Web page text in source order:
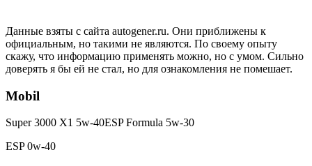
Данные взяты с сайта autogener.ru. Они приближены к
официальным, но такими не являются. По своему опыту
скажу, что информацию применять можно, но с умом. Сильно
доверять я бы ей не стал, но для ознакомления не помешает.
Mobil
Super 3000 X1 5w-40ESP Formula 5w-30
ESP 0w-40